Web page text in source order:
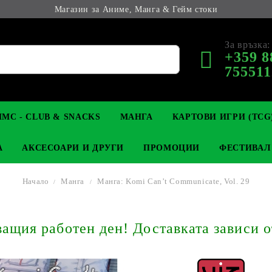
Магазин за Аниме, Манга & Гейм стоки
За връзка:
+359
КОЛЕКЦИОНЕРСКИ
YU-GI-OH! TCG
- CLUB & SNACKS МАНГА
LIGHT NOVEL
КАРТОВИ ИГРИ
MAGIC: THE GATHERING
АНИМЕ ФИГУРКИ
АКСЕСОАРИ И ДРУГИ
КЛЮЧОДЪРЖАТЕЛИ
ПРОМОЦИИ
Начало Манга Манга: Komi Can’t Communicate, Vol. 29
работен ден! Доставката зависи